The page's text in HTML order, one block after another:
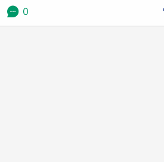
の「猫猫像」も【8／1
0